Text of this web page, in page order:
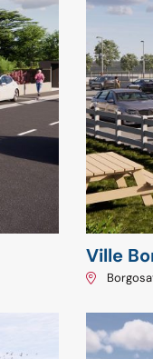
Ville